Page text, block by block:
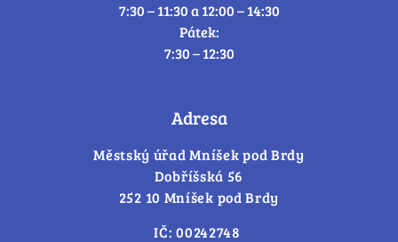
7:30 – 11:30 a 12:00 – 14:30
Pátek:
7:30 – 12:30
Adresa
Městský úřad Mníšek pod Brdy
Dobříšská 56
252 10 Mníšek pod Brdy
IČ: 00242748